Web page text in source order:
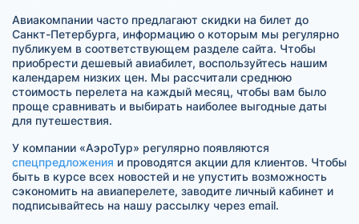
Авиакомпании часто предлагают скидки на билет до
Санкт-Петербурга, информацию о которым мы регулярно
публикуем в соответствующем разделе сайта. Чтобы
приобрести дешевый авиабилет, воспользуйтесь нашим
календарем низких цен. Мы рассчитали среднюю
стоимость перелета на каждый месяц, чтобы вам было
проще сравнивать и выбирать наиболее выгодные даты
для путешествия.
У компании «АэроТур» регулярно появляются
спецпредложения и проводятся акции для клиентов. Чтобы
быть в курсе всех новостей и не упустить возможность
сэкономить на авиаперелете, заводите личный кабинет и
подписывайтесь на нашу рассылку через email.